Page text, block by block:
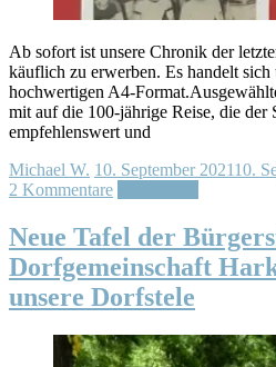
Ab sofort ist unsere Chronik der
käuflich zu erwerben. Es handelt
hochwertigen A4-
mit auf die 100-jährige Reise, die der
empfehlenswert und
Michael W. 10. September 202110.
2 Kommentare
Neue Tafel der
Dorfgemeinschaft
unsere Dorfstele